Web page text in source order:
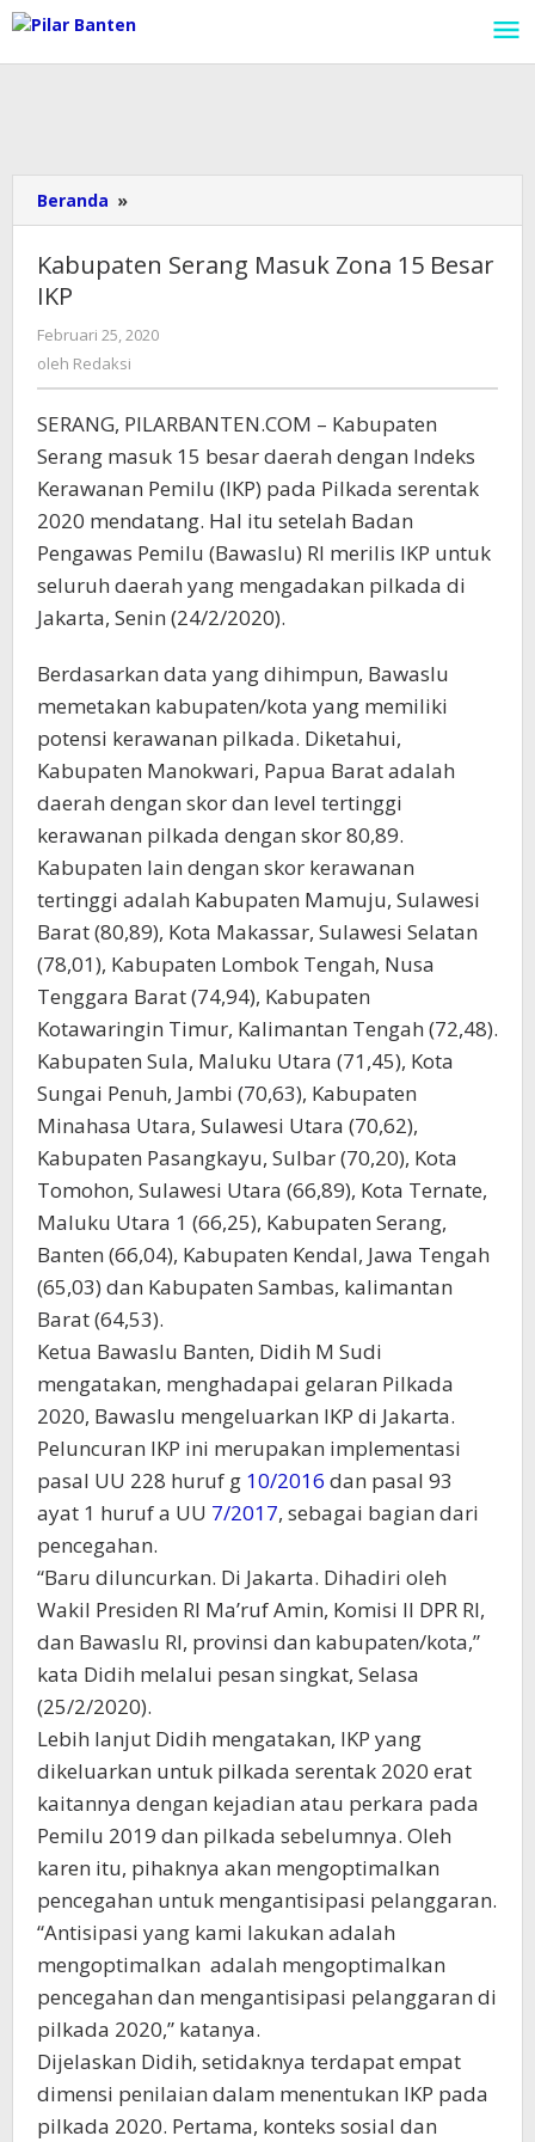
Lewati
ke
konten
Beranda »
Serang
Zona
Besar
Kabupaten Serang Masuk Zona 15 Besar
IKP
Februari 25, 2020
oleh Redaksi
SERANG, PILARBANTEN.COM – Kabupaten
Serang masuk 15 besar daerah dengan Indeks
Kerawanan Pemilu (IKP) pada Pilkada serentak
2020 mendatang. Hal itu setelah Badan
Pengawas Pemilu (Bawaslu) RI merilis IKP untuk
seluruh daerah yang mengadakan pilkada di
Jakarta, Senin (24/2/2020).
Berdasarkan data yang dihimpun, Bawaslu
memetakan kabupaten/kota yang memiliki
potensi kerawanan pilkada. Diketahui,
Kabupaten Manokwari, Papua Barat adalah
daerah dengan skor dan level tertinggi
kerawanan pilkada dengan skor 80,89.
Kabupaten lain dengan skor kerawanan
tertinggi adalah Kabupaten Mamuju, Sulawesi
Barat (80,89), Kota Makassar, Sulawesi Selatan
(78,01), Kabupaten Lombok Tengah, Nusa
Tenggara Barat (74,94), Kabupaten
Kotawaringin Timur, Kalimantan Tengah (72,48).
Kabupaten Sula, Maluku Utara (71,45), Kota
Sungai Penuh, Jambi (70,63), Kabupaten
Minahasa Utara, Sulawesi Utara (70,62),
Kabupaten Pasangkayu, Sulbar (70,20), Kota
Tomohon, Sulawesi Utara (66,89), Kota Ternate,
Maluku Utara 1 (66,25), Kabupaten Serang,
Banten (66,04), Kabupaten Kendal, Jawa Tengah
(65,03) dan Kabupaten Sambas, kalimantan
Barat (64,53).
Ketua Bawaslu Banten, Didih M Sudi
mengatakan, menghadapai gelaran Pilkada
2020, Bawaslu mengeluarkan IKP di Jakarta.
Peluncuran IKP ini merupakan implementasi
pasal UU 228 huruf g 10/2016 dan pasal 93
ayat 1 huruf a UU 7/2017, sebagai bagian dari
pencegahan.
“Baru diluncurkan. Di Jakarta. Dihadiri oleh
Wakil Presiden RI Ma’ruf Amin, Komisi II DPR RI,
dan Bawaslu RI, provinsi dan kabupaten/kota,”
kata Didih melalui pesan singkat, Selasa
(25/2/2020).
Lebih lanjut Didih mengatakan, IKP yang
dikeluarkan untuk pilkada serentak 2020 erat
kaitannya dengan kejadian atau perkara pada
Pemilu 2019 dan pilkada sebelumnya. Oleh
karen itu, pihaknya akan mengoptimalkan
pencegahan untuk mengantisipasi pelanggaran.
“Antisipasi yang kami lakukan adalah
mengoptimalkan adalah mengoptimalkan
pencegahan dan mengantisipasi pelanggaran di
pilkada 2020,” katanya.
Dijelaskan Didih, setidaknya terdapat empat
dimensi penilaian dalam menentukan IKP pada
pilkada 2020. Pertama, konteks sosial dan